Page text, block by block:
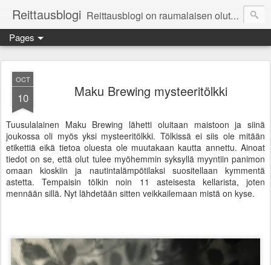
Reittausblogi Reittausblogi on raumalaisen olutharrastajan blogi. Reittaus (rating) tarkoittaa asioiden arvioimista. Reittausblogissa paneudutaan panemisen lopputuotteisiin eli arvioidaan oluita, puolueettomasti.
Pages
OCT
10 Maku Brewing mysteeritölkki
Tuusulalainen Maku Brewing lähetti oluitaan maistoon ja siinä
joukossa oli myös yksi mysteeritölkki. Tölkissä ei siis ole mitään
etikettiä eikä tietoa oluesta ole muutakaan kautta annettu. Ainoat
tiedot on se, että olut tulee myöhemmin syksyllä myyntiin panimon
omaan kioskiin ja nautintalämpötilaksi suositellaan kymmentä
astetta. Tempaisin tölkin noin 11 asteisesta kellarista, joten
mennään sillä. Nyt lähdetään sitten veikkailemaan mistä on kyse.